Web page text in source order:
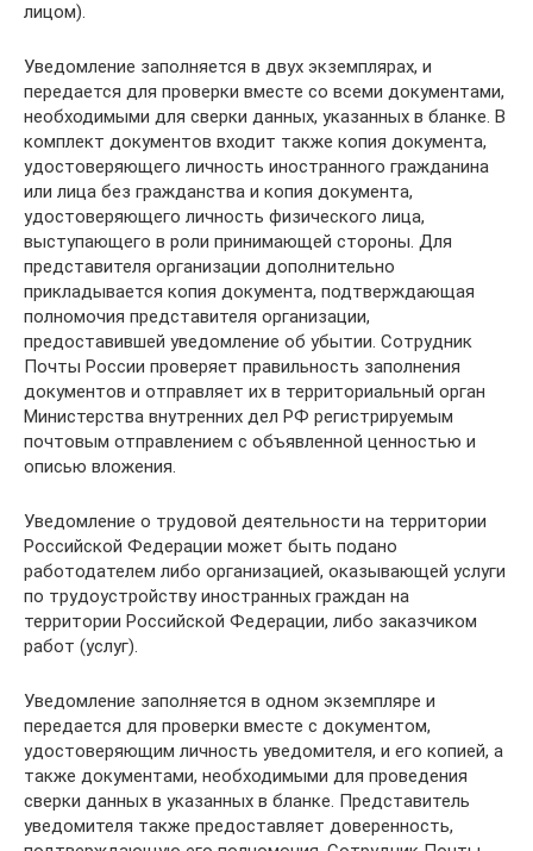
лицом).
Уведомление заполняется в двух экземплярах, и
передается для проверки вместе со всеми документами,
необходимыми для сверки данных, указанных в бланке. В
комплект документов входит также копия документа,
удостоверяющего личность иностранного гражданина
или лица без гражданства и копия документа,
удостоверяющего личность физического лица,
выступающего в роли принимающей стороны. Для
представителя организации дополнительно
прикладывается копия документа, подтверждающая
полномочия представителя организации,
предоставившей уведомление об убытии. Сотрудник
Почты России проверяет правильность заполнения
документов и отправляет их в территориальный орган
Министерства внутренних дел РФ регистрируемым
почтовым отправлением с объявленной ценностью и
описью вложения.
Уведомление о трудовой деятельности на территории
Российской Федерации может быть подано
работодателем либо организацией, оказывающей услуги
по трудоустройству иностранных граждан на
территории Российской Федерации, либо заказчиком
работ (услуг).
Уведомление заполняется в одном экземпляре и
передается для проверки вместе с документом,
удостоверяющим личность уведомителя, и его копией, а
также документами, необходимыми для проведения
сверки данных в указанных в бланке. Представитель
уведомителя также предоставляет доверенность,